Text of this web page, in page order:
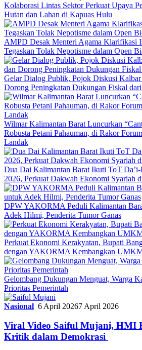
Kolaborasi Lintas Sektor Perkuat Upaya
Hutan dan Lahan di Kapuas Hulu
AMPD Desak Menteri Agama Klarifikasi
Tegaskan Tolak Nepotisme dalam Open
Gelar Dialog Publik, Pojok Diskusi
Dorong Peningkatan Dukungan Fiskal
Wilmar Kalimantan Barat Luncurkan
Robusta Petani Pahauman, di Rakor
Landak
Dua Dai Kalimantan Barat Ikuti ToT
2026, Perkuat Dakwah Ekonomi Syariah
DPW YAKORMA Peduli Kalimantan
Adek Hilmi, Penderita Tumor Ganas
Perkuat Ekonomi Kerakyatan, Bupati
dengan YAKORMA Kembangkan
Gelombang Dukungan Menguat, Warga
Prioritas Pemerintah
Nasional 6 April 20267 April 2026
Viral Video Saiful Mujani, HMI
Kritik dalam Demokrasi